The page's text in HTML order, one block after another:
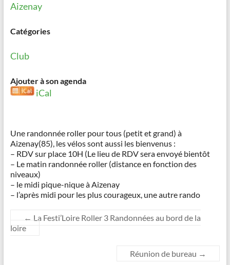
Aizenay
Catégories
Club
Ajouter à son agenda
iCal
Une randonnée roller pour tous (petit et grand) à
Aizenay(85), les vélos sont aussi les bienvenus :
– RDV sur place 10H (Le lieu de RDV sera envoyé bientôt
– Le matin randonnée roller (distance en fonction des
niveaux)
– le midi pique-nique à Aizenay
– l’après midi pour les plus courageux, une autre rando
← La Festi’Loire Roller 3 Randonnées au bord de la
loire
Réunion de bureau →